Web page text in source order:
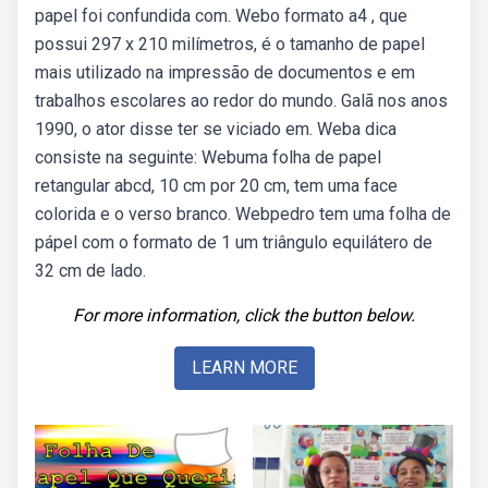
papel foi confundida com. Webo formato a4 , que
possui 297 x 210 milímetros, é o tamanho de papel
mais utilizado na impressão de documentos e em
trabalhos escolares ao redor do mundo. Galã nos anos
1990, o ator disse ter se viciado em. Weba dica
consiste na seguinte: Webuma folha de papel
retangular abcd, 10 cm por 20 cm, tem uma face
colorida e o verso branco. Webpedro tem uma folha de
pápel com o formato de 1 um triângulo equilátero de
32 cm de lado.
For more information, click the button below.
LEARN MORE